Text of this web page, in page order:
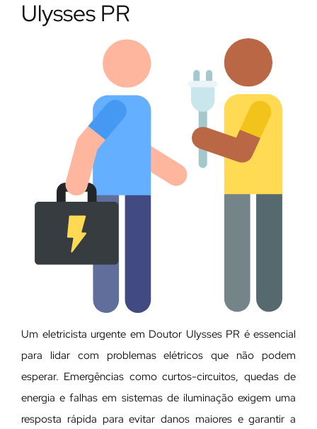
Ulysses PR
Um eletricista urgente em Doutor Ulysses PR é essencial
para lidar com problemas elétricos que não podem
esperar. Emergências como curtos-circuitos, quedas de
energia e falhas em sistemas de iluminação exigem uma
resposta rápida para evitar danos maiores e garantir a